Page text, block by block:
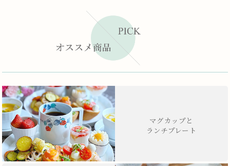
マグカップと
ランチプレート